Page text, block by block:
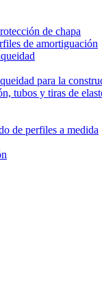
de chapa
de amortiguación
para la
tubos y tiras de
de perfiles a medida